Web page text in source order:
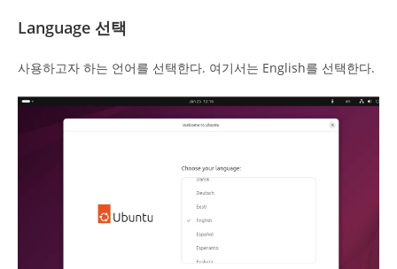
Language 선택
사용하고자 하는 언어를 선택한다. 여기서는 English를 선택한다.